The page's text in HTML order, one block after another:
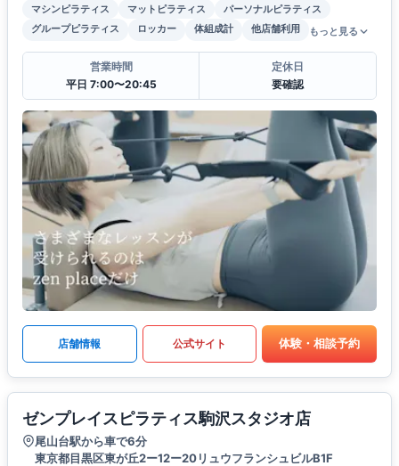
マシンピラティス マットピラティス
パーソナルピラティス
グループピラティス
ロッカー 体組成計 他店舗利用 もっと見る
営業時間
平日 7:00〜20:45
定休日
要確認
店舗情報 公式サイト 体験・相談予約
ゼンプレイスピラティス駒沢スタジオ店
尾山台駅から車で6分
東京都目黒区東が丘2ー12ー20リュウフランシュビルB1F